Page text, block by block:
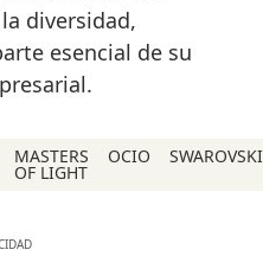
diversidad,
esencial de su
MASTERS
OF LIGHT
OCIO SWAROVSKI